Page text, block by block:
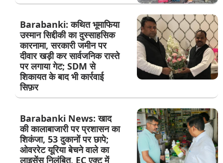
Barabanki: कथित भूमाफिया
उस्मान सिद्दीकी का दुस्साहसिक
कारनामा, सरकारी जमीन पर
दीवार खड़ी कर सार्वजनिक रास्ते
पर लगाया गेट; SDM से
शिकायत के बाद भी कार्रवाई
सिफ़र
Barabanki News: खाद
की कालाबाजारी पर प्रशासन का
शिकंजा, 53 दुकानों पर छापे;
ओवररेट यूरिया बेचने वाले का
लाइसेंस निलंबित, EC एक्ट में